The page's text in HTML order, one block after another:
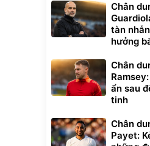
cầm
áp
Chân
tàn
hưởng
Chân
ẩn sau
tinh
Chân
Payet: